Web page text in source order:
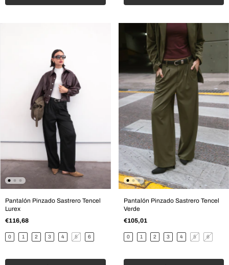
Pantalón Pinzado Sastrero Tencel
Lurex
€116,68
0 1 2 3 4 5 6
Pantalón Pinzado Sastrero Tencel
Verde
€105,01
0 1 2 3 4 5 6